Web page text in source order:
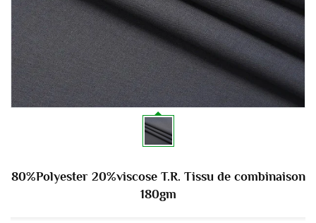
80%Polyester 20%viscose T.R. Tissu de combinaison
180gm